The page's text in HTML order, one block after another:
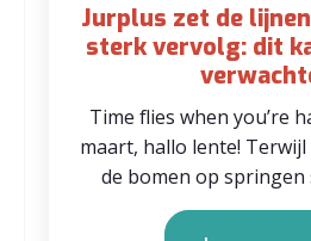
Jurplus zet de
sterk vervolg: dit
Time flies when you’re
maart, hallo lente!
de bomen op springen